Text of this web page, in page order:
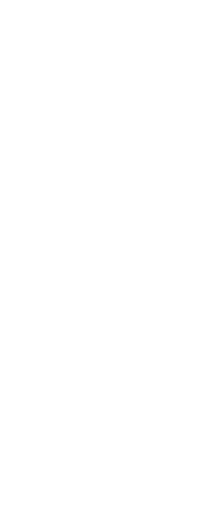
активність. Якщо